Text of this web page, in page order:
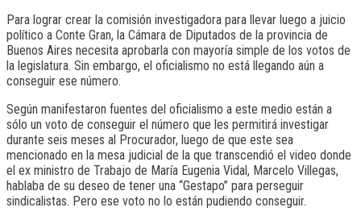
Para lograr crear la comisión investigadora para llevar luego a juicio
político a Conte Gran, la Cámara de Diputados de la provincia de
Buenos Aires necesita aprobarla con mayoría simple de los votos de
la legislatura. Sin embargo, el oficialismo no está llegando aún a
conseguir ese número.
Según manifestaron fuentes del oficialismo a este medio están a
sólo un voto de conseguir el número que les permitirá investigar
durante seis meses al Procurador, luego de que este sea
mencionado en la mesa judicial de la que transcendió el video donde
el ex ministro de Trabajo de María Eugenia Vidal, Marcelo Villegas,
hablaba de su deseo de tener una “Gestapo” para perseguir
sindicalistas. Pero ese voto no lo están pudiendo conseguir.